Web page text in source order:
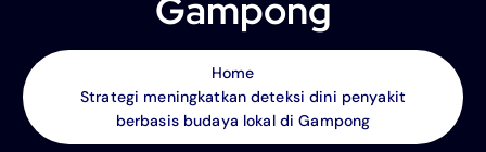
Home
Strategi meningkatkan deteksi dini penyakit
berbasis budaya lokal di Gampong